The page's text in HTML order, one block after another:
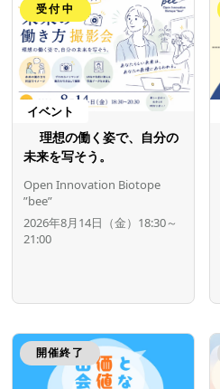
受付中
イベント
理想の働く姿で、自分の
未来を写そう。
Open Innovation Biotope
”bee”
2026年8月14日（金）18:30～
21:00
開催終了